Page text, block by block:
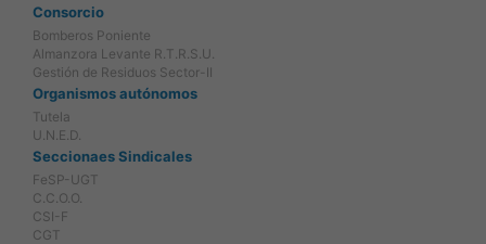
Consorcio
Bomberos Poniente
Almanzora Levante R.T.R.S.U.
Gestión de Residuos Sector-II
Organismos autónomos
Tutela
U.N.E.D.
Seccionaes Sindicales
FeSP-UGT
C.C.O.O.
CSI-F
CGT